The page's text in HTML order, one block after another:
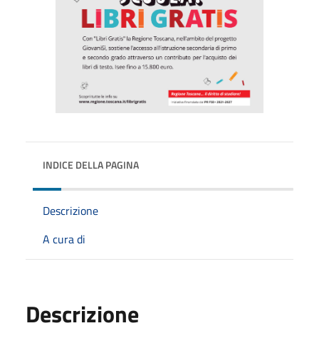
INDICE DELLA PAGINA
Descrizione
A cura di
Descrizione